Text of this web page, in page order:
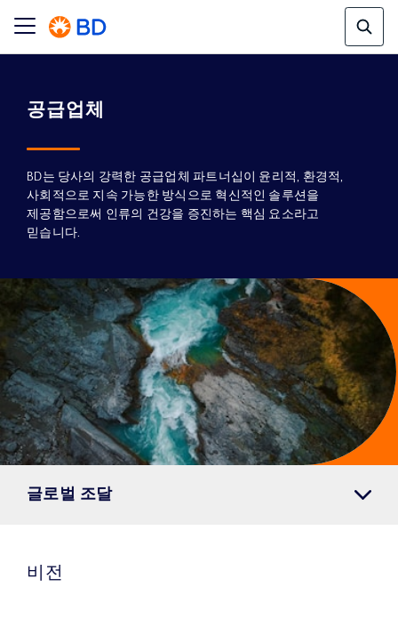
BD는 당사의 강력한 공급업체 파트너십이 윤리적, 환경적,
사회적으로 지속 가능한 방식으로 혁신적인 솔루션을
제공함으로써 인류의 건강을 증진하는 핵심 요소라고
믿습니다.
글로벌 조달
비전